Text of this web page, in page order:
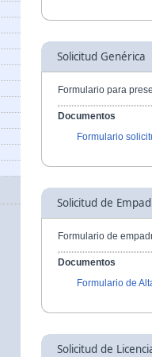
Solicitud Genérica
Formulario para
Documentos
Formulario
Solicitud de
Formulario de
Documentos
Formulario de
Solicitud de